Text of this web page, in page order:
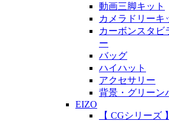
動画三脚キット
カメラドリーキ
カーボンスタビ
ー
バッグ
ハイハット
アクセサリー
背景・グリーン
EIZO
【 CGシリーズ 】